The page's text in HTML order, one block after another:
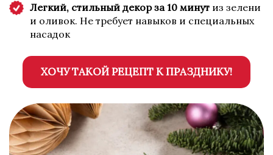
Легкий, стильный декор за 10 минут из зелени
и оливок. Не требует навыков и специальных
насадок
ХОЧУ ТАКОЙ РЕЦЕПТ К ПРАЗДНИКУ!